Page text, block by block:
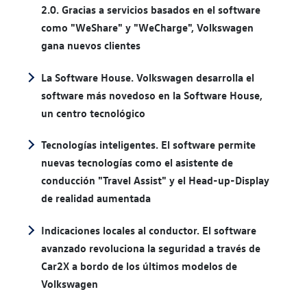
2.0. Gracias a servicios basados en el software
como "WeShare" y "WeCharge", Volkswagen
gana nuevos clientes
La Software House. Volkswagen desarrolla el
software más novedoso en la Software House,
un centro tecnológico
Tecnologías inteligentes. El software permite
nuevas tecnologías como el asistente de
conducción "Travel Assist" y el Head-up-Display
de realidad aumentada
Indicaciones locales al conductor. El software
avanzado revoluciona la seguridad a través de
Car2X a bordo de los últimos modelos de
Volkswagen